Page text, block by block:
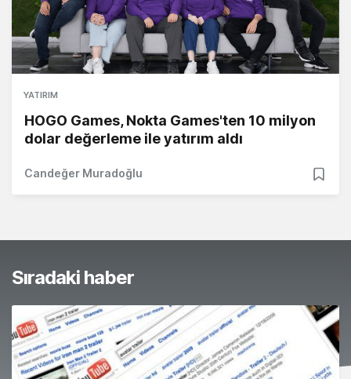
YATIRIM
HOGO Games, Nokta Games'ten 10 milyon
dolar değerleme ile yatırım aldı
Candeğer Muradoğlu
Sıradaki haber